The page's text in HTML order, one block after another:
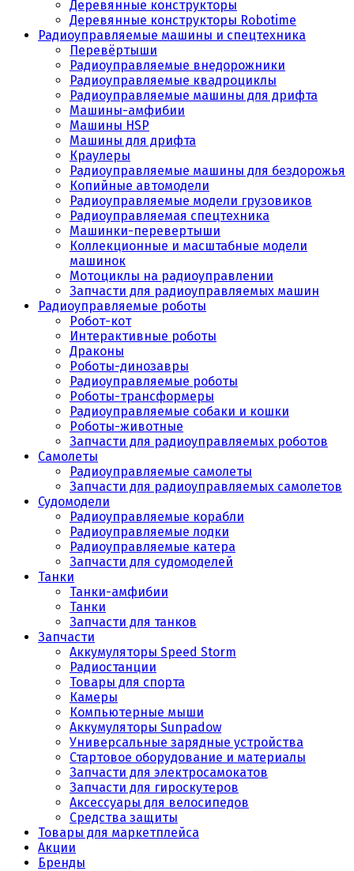
Деревянные конструкторы
Деревянные конструкторы Robotime
Радиоуправляемые машины и спецтехника
Перевёртыши
Радиоуправляемые внедорожники
Радиоуправляемые квадроциклы
Радиоуправляемые машины для дрифта
Машины-амфибии
Машины HSP
Машины для дрифта
Краулеры
Радиоуправляемые машины для бездорожья
Копийные автомодели
Радиоуправляемые модели грузовиков
Радиоуправляемая спецтехника
Машинки-перевертыши
Коллекционные и масштабные модели
машинок
Мотоциклы на радиоуправлении
Запчасти для радиоуправляемых машин
Радиоуправляемые роботы
Робот-кот
Интерактивные роботы
Драконы
Роботы-динозавры
Радиоуправляемые роботы
Роботы-трансформеры
Радиоуправляемые собаки и кошки
Роботы-животные
Запчасти для радиоуправляемых роботов
Самолеты
Радиоуправляемые самолеты
Запчасти для радиоуправляемых самолетов
Судомодели
Радиоуправляемые корабли
Радиоуправляемые лодки
Радиоуправляемые катера
Запчасти для судомоделей
Танки
Танки-амфибии
Танки
Запчасти для танков
Запчасти
Аккумуляторы Speed Storm
Радиостанции
Товары для спорта
Камеры
Компьютерные мыши
Аккумуляторы Sunpadow
Универсальные зарядные устройства
Стартовое оборудование и материалы
Запчасти для электросамокатов
Запчасти для гироскутеров
Аксессуары для велосипедов
Средства защиты
Товары для маркетплейса
Акции
Бренды